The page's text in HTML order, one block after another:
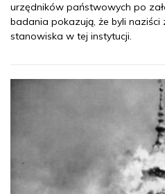
urzędników państwowych po
badania pokazują, że byli
stanowiska w tej instytucji.